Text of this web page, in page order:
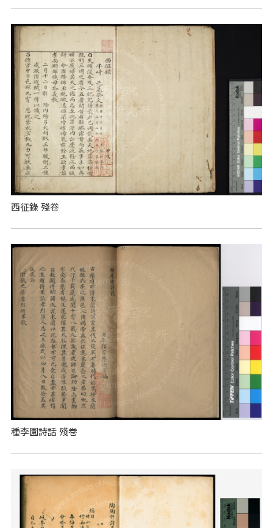
西征錄 殘卷
種李園詩話 殘卷